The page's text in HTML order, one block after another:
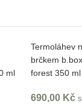
ml
Termoláhev
brčkem
forest 350 ml
690,00 Kč